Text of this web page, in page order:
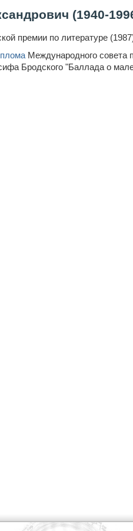
(1940-
премии по литературе
Международного совета
Бродского "Баллада о